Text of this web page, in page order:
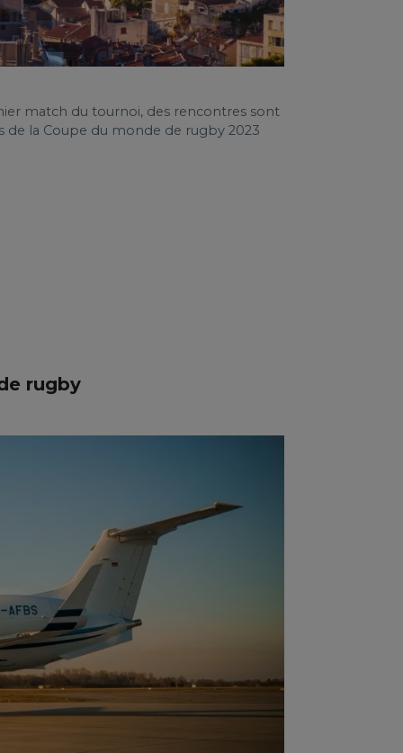
match du tournoi, des rencontres sont
de la Coupe du monde de rugby 2023
rugby